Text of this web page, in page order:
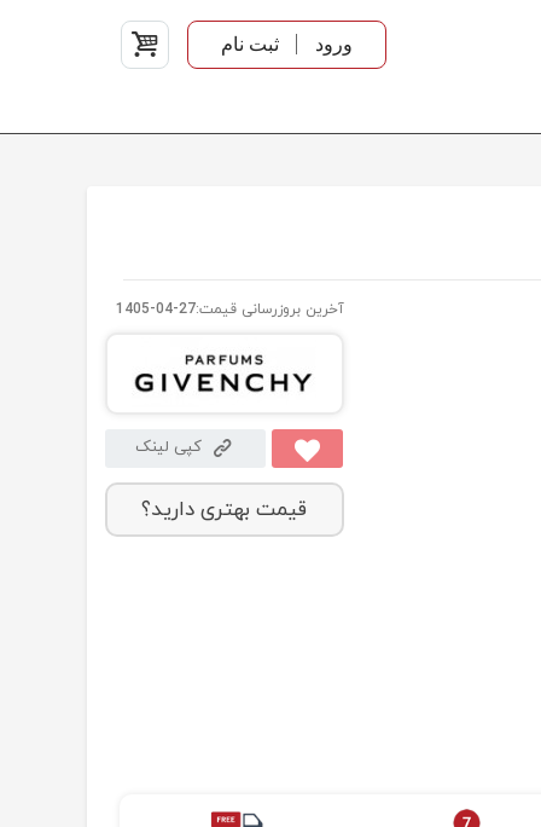
ورود ثبت نام
آخرین بروزرسانی قیمت:1405-04-27
کپی لینک
قیمت بهتری دارید؟